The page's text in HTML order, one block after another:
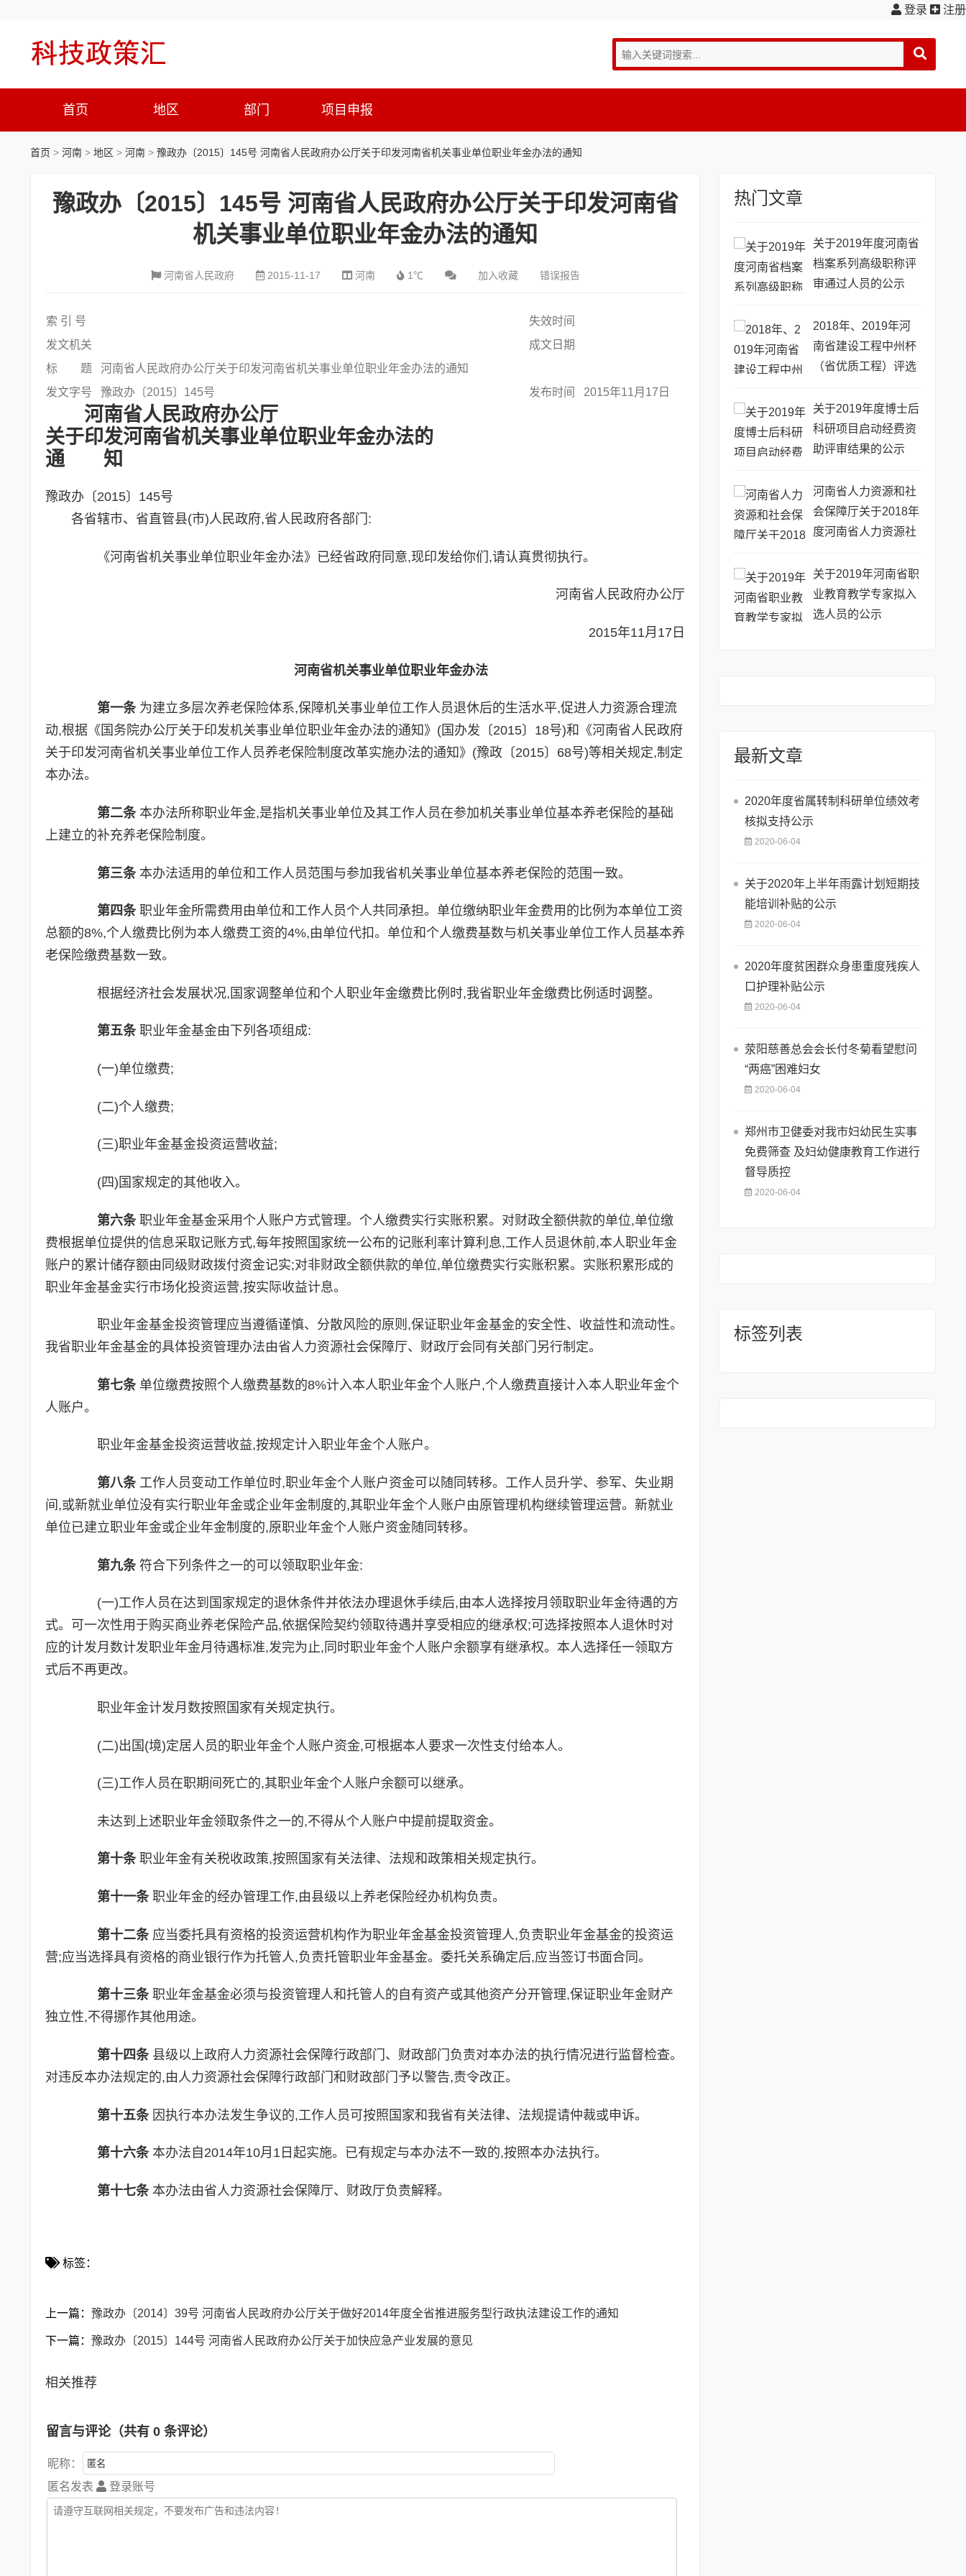
登录 注册
首页 地区 部门 项目申报
首页 > 河南 > 地区 > 河南 > 豫政办〔2015〕145号 河南省人民政府办公厅关于印发河南省机关事业单位职业年金办法的通知
豫政办〔2015〕145号 河南省人民政府办公厅关于印发河南省
机关事业单位职业年金办法的通知
河南省人民政府 2015-11-17 河南 1℃ 加入收藏 错误报告
索 引 号
失效时间
发文机关
成文日期
标 题
河南省人民政府办公厅关于印发河南省机关事业单位职业年金办法的通知
发文字号
豫政办〔2015〕145号 发布时间 2015年11月17日
河南省人民政府办公厅
关于印发河南省机关事业单位职业年金办法的
通 知
豫政办〔2015〕145号
各省辖市、省直管县(市)人民政府,省人民政府各部门:
《河南省机关事业单位职业年金办法》已经省政府同意,现印发给你们,请认真贯彻执行。
河南省人民政府办公厅
2015年11月17日
河南省机关事业单位职业年金办法
第一条 为建立多层次养老保险体系,保障机关事业单位工作人员退休后的生活水平,促进人力资源合理流
动,根据《国务院办公厅关于印发机关事业单位职业年金办法的通知》(国办发〔2015〕18号)和《河南省人民政府
关于印发河南省机关事业单位工作人员养老保险制度改革实施办法的通知》(豫政〔2015〕68号)等相关规定,制定
本办法。
第二条 本办法所称职业年金,是指机关事业单位及其工作人员在参加机关事业单位基本养老保险的基础
上建立的补充养老保险制度。
第三条 本办法适用的单位和工作人员范围与参加我省机关事业单位基本养老保险的范围一致。
第四条 职业年金所需费用由单位和工作人员个人共同承担。单位缴纳职业年金费用的比例为本单位工资
总额的8%,个人缴费比例为本人缴费工资的4%,由单位代扣。单位和个人缴费基数与机关事业单位工作人员基本养
老保险缴费基数一致。
根据经济社会发展状况,国家调整单位和个人职业年金缴费比例时,我省职业年金缴费比例适时调整。
第五条 职业年金基金由下列各项组成:
(一)单位缴费;
(二)个人缴费;
(三)职业年金基金投资运营收益;
(四)国家规定的其他收入。
第六条 职业年金基金采用个人账户方式管理。个人缴费实行实账积累。对财政全额供款的单位,单位缴
费根据单位提供的信息采取记账方式,每年按照国家统一公布的记账利率计算利息,工作人员退休前,本人职业年金
账户的累计储存额由同级财政拨付资金记实;对非财政全额供款的单位,单位缴费实行实账积累。实账积累形成的
职业年金基金实行市场化投资运营,按实际收益计息。
职业年金基金投资管理应当遵循谨慎、分散风险的原则,保证职业年金基金的安全性、收益性和流动性。
我省职业年金基金的具体投资管理办法由省人力资源社会保障厅、财政厅会同有关部门另行制定。
第七条 单位缴费按照个人缴费基数的8%计入本人职业年金个人账户,个人缴费直接计入本人职业年金个
人账户。
职业年金基金投资运营收益,按规定计入职业年金个人账户。
第八条 工作人员变动工作单位时,职业年金个人账户资金可以随同转移。工作人员升学、参军、失业期
间,或新就业单位没有实行职业年金或企业年金制度的,其职业年金个人账户由原管理机构继续管理运营。新就业
单位已建立职业年金或企业年金制度的,原职业年金个人账户资金随同转移。
第九条 符合下列条件之一的可以领取职业年金:
(一)工作人员在达到国家规定的退休条件并依法办理退休手续后,由本人选择按月领取职业年金待遇的方
式。可一次性用于购买商业养老保险产品,依据保险契约领取待遇并享受相应的继承权;可选择按照本人退休时对
应的计发月数计发职业年金月待遇标准,发完为止,同时职业年金个人账户余额享有继承权。本人选择任一领取方
式后不再更改。
职业年金计发月数按照国家有关规定执行。
(二)出国(境)定居人员的职业年金个人账户资金,可根据本人要求一次性支付给本人。
(三)工作人员在职期间死亡的,其职业年金个人账户余额可以继承。
未达到上述职业年金领取条件之一的,不得从个人账户中提前提取资金。
第十条 职业年金有关税收政策,按照国家有关法律、法规和政策相关规定执行。
第十一条 职业年金的经办管理工作,由县级以上养老保险经办机构负责。
第十二条 应当委托具有资格的投资运营机构作为职业年金基金投资管理人,负责职业年金基金的投资运
营;应当选择具有资格的商业银行作为托管人,负责托管职业年金基金。委托关系确定后,应当签订书面合同。
第十三条 职业年金基金必须与投资管理人和托管人的自有资产或其他资产分开管理,保证职业年金财产
独立性,不得挪作其他用途。
第十四条 县级以上政府人力资源社会保障行政部门、财政部门负责对本办法的执行情况进行监督检查。
对违反本办法规定的,由人力资源社会保障行政部门和财政部门予以警告,责令改正。
第十五条 因执行本办法发生争议的,工作人员可按照国家和我省有关法律、法规提请仲裁或申诉。
第十六条 本办法自2014年10月1日起实施。已有规定与本办法不一致的,按照本办法执行。
第十七条 本办法由省人力资源社会保障厅、财政厅负责解释。
标签：
上一篇： 豫政办〔2014〕39号 河南省人民政府办公厅关于做好2014年度全省推进服务型行政执法建设工作的通知
下一篇： 豫政办〔2015〕144号 河南省人民政府办公厅关于加快应急产业发展的意见
相关推荐
留言与评论（共有 0 条评论）
昵称：
匿名发表
登录账号
热门文章
关于2019年度河南省
档案系列高级职称评
审通过人员的公示
2018年、2019年河
南省建设工程中州杯
（省优质工程）评选
关于2019年度博士后
科研项目启动经费资
助评审结果的公示
河南省人力资源和社
会保障厅关于2018年
度河南省人力资源社
的通报
关于2019年河南省职
业教育教学专家拟入
选人员的公示
最新文章
2020年度省属转制科研单位绩效考
核拟支持公示
2020-06-04
关于2020年上半年雨露计划短期技
能培训补贴的公示
2020-06-04
2020年度贫困群众身患重度残疾人
口护理补贴公示
2020-06-04
荥阳慈善总会会长付冬菊看望慰问
“两癌”困难妇女
2020-06-04
郑州市卫健委对我市妇幼民生实事
免费筛查 及妇幼健康教育工作进行
督导质控
2020-06-04
标签列表